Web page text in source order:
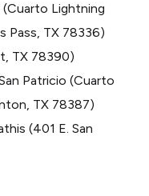
(Cuarto Lightning
Pass, TX 78336)
TX 78390)
Patricio (Cuarto
TX 78387)
(401 E. San